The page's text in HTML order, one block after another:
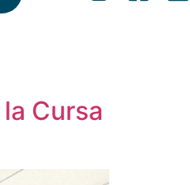
Cursa